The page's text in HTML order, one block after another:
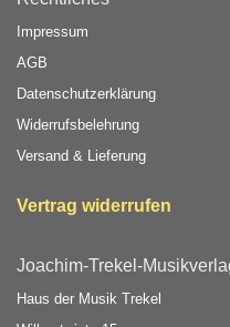
Impressum
AGB
Datenschutzerklärung
Widerrufsbelehrung
Versand & Lieferung
Vertrag widerrufen
Joachim-Trekel-
Haus der Musik Trekel